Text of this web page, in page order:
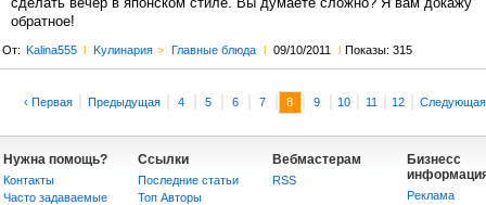
сделать вечер в японском стиле. Вы думаете сложно? Я вам докажу
обратное!
От: Kalina555 l Kулинария > Главные блюда l 09/10/2011 l Показы: 315
‹ Первая Предыдущая 4 5 6 7 8 9 10 11 12 Следующая
Нужна помощь?
Контакты
Часто задаваемые
Ссылки
Последние статьи
Топ Авторы
Вебмастерам
RSS
Бизнесс
Реклама